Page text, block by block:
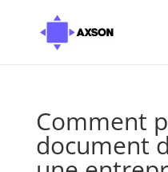
Comment
document